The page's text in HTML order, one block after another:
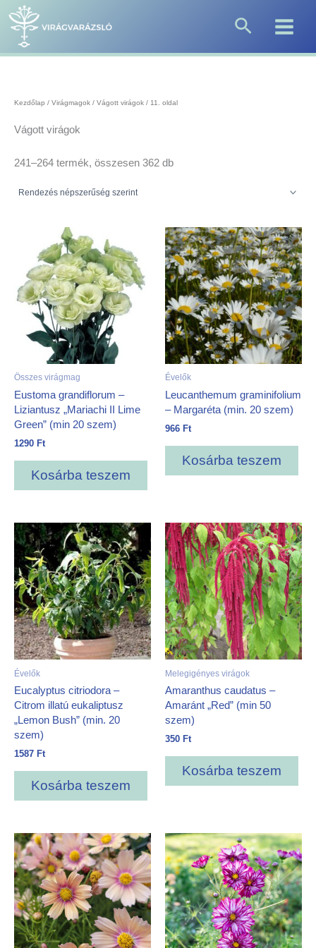
Skip
content
Search
Kezdőlap / Virágmagok / Vágott virágok / 11. oldal
Vágott virágok
241–264 termék, összesen 362 db
Összes virágmag
Eustoma grandiflorum –
Liziantusz „Mariachi II Lime
Green” (min 20 szem)
1290 Ft
Kosárba teszem
Évelők
Leucanthemum graminifolium
– Margaréta (min. 20 szem)
966 Ft
Kosárba teszem
Évelők
Eucalyptus citriodora –
Citrom illatú eukaliptusz
„Lemon Bush” (min. 20
szem)
1587 Ft
Kosárba teszem
Melegigényes virágok
Amaranthus caudatus –
Amaránt „Red” (min 50
szem)
350 Ft
Kosárba teszem